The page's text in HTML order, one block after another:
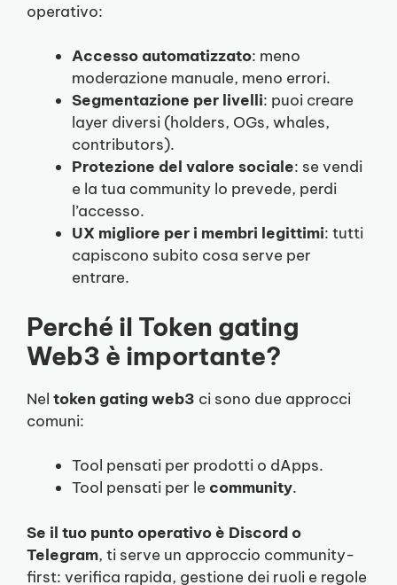
operativo:
Accesso automatizzato: meno
moderazione manuale, meno errori.
Segmentazione per livelli: puoi creare
layer diversi (holders, OGs, whales,
contributors).
Protezione del valore sociale: se vendi
e la tua community lo prevede, perdi
l’accesso.
UX migliore per i membri legittimi: tutti
capiscono subito cosa serve per
entrare.
Perché il Token gating
Web3 è importante?
Nel token gating web3 ci sono due approcci
comuni:
Tool pensati per prodotti o dApps.
Tool pensati per lecommunity.
Se il tuo punto operativo è Discord o
Telegram, ti serve un approccio community-
first: verifica rapida, gestione dei ruoli e regole